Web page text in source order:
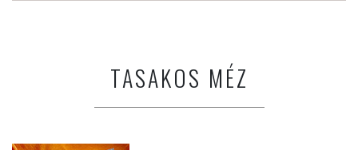
TASAKOS MÉZ